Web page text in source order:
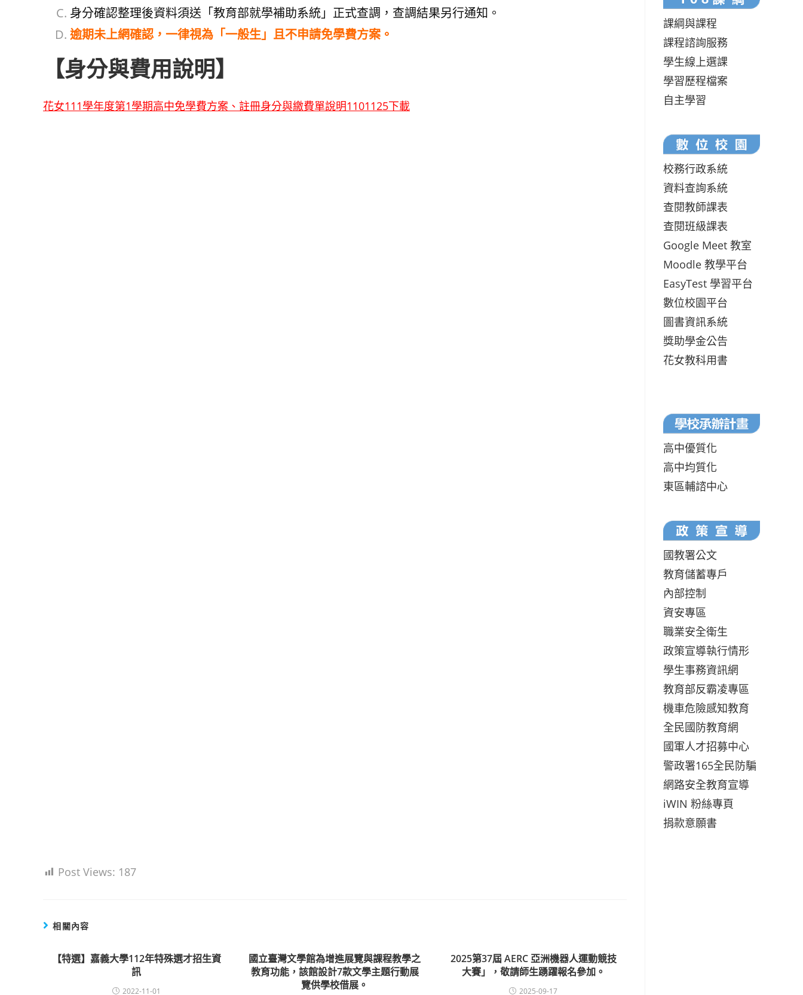
身分確認整理後資料須送「教育部就學補助系統」正式查調，查調結果另行通知。
逾期未上網確認，一律視為「一般生」且不申請免學費方案。
【身分與費用說明】
花女111學年度第1學期高中免學費方案、註冊身分與繳費單說明1101125下載
Post Views: 187
相關內容
【特選】嘉義大學112年特殊選才招生資
訊
2022-11-01
國立臺灣文學館為增進展覽與課程教學之
教育功能，該館設計7款文學主題行動展
覽供學校借展。
2025第37屆 AERC 亞洲機器人運動競技
大賽」，敬請師生踴躍報名參加。
2025-09-17
課綱與課程
課程諮詢服務
學生線上選課
學習歷程檔案
自主學習
校務行政系統
資料查詢系統
查閱教師課表
查閱班級課表
Google Meet 教室
Moodle 教學平台
EasyTest 學習平台
數位校園平台
圖書資訊系統
獎助學金公告
花女教科用書
高中優質化
高中均質化
東區輔諮中心
國教署公文
教育儲蓄專戶
內部控制
資安專區
職業安全衛生
政策宣導執行情形
學生事務資訊網
教育部反霸凌專區
機車危險感知教育
全民國防教育網
國軍人才招募中心
警政署165全民防騙
網路安全教育宣導
iWIN 粉絲專頁
捐款意願書